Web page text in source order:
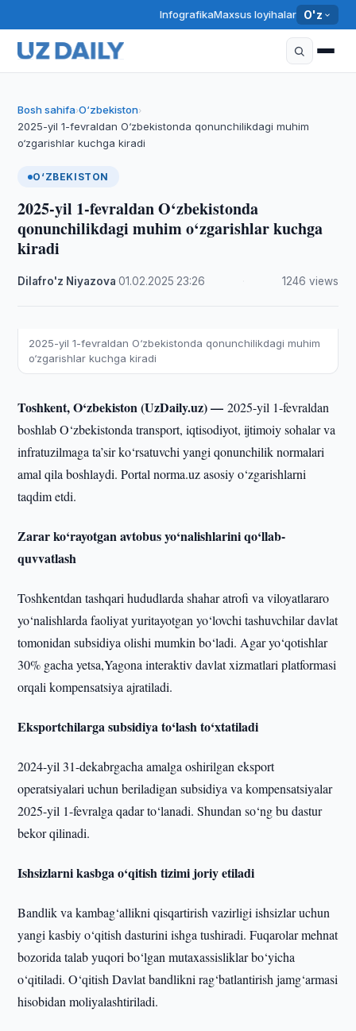
InfografikaMaxsus loyihalar O'z
Bosh sahifa›O‘zbekiston›
2025-yil 1-fevraldan O‘zbekistonda qonunchilikdagi muhim
o‘zgarishlar kuchga kiradi
O‘ZBEKISTON
2025-yil 1-fevraldan O‘zbekistonda
qonunchilikdagi muhim o‘zgarishlar kuchga
kiradi
Dilafro'z Niyazova ·01.02.2025 23:26 1246 views
2025-yil 1-fevraldan O‘zbekistonda qonunchilikdagi muhim
o‘zgarishlar kuchga kiradi
Toshkent, O‘zbekiston (UzDaily.uz) —2025-yil 1-fevraldan
boshlab O‘zbekistonda transport, iqtisodiyot, ijtimoiy sohalar va
infratuzilmaga ta’sir ko‘rsatuvchi yangi qonunchilik normalari
amal qila boshlaydi. Portal norma.uz asosiy o‘zgarishlarni
taqdim etdi.
Zarar ko‘rayotgan avtobus yo‘nalishlarini qo‘llab-
quvvatlash
Toshkentdan tashqari hududlarda shahar atrofi va viloyatlararo
yo‘nalishlarda faoliyat yuritayotgan yo‘lovchi tashuvchilar davlat
tomonidan subsidiya olishi mumkin bo‘ladi. Agar yo‘qotishlar
30% gacha yetsa,Yagona interaktiv davlat xizmatlari platformasi
orqali kompensatsiya ajratiladi.
Eksportchilarga subsidiya to‘lash to‘xtatiladi
2024-yil 31-dekabrgacha amalga oshirilgan eksport
operatsiyalari uchun beriladigan subsidiya va kompensatsiyalar
2025-yil 1-fevralga qadar to‘lanadi. Shundan so‘ng bu dastur
bekor qilinadi.
Ishsizlarni kasbga o‘qitish tizimi joriy etiladi
Bandlik va kambag‘allikni qisqartirish vazirligi ishsizlar uchun
yangi kasbiy o‘qitish dasturini ishga tushiradi. Fuqarolar mehnat
bozorida talab yuqori bo‘lgan mutaxassisliklar bo‘yicha
o‘qitiladi. O‘qitish Davlat bandlikni rag‘batlantirish jamg‘armasi
hisobidan moliyalashtiriladi.